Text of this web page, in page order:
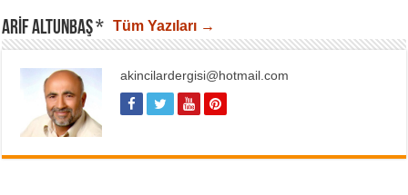
ARIF ALTUNBAŞ * Tüm Yazıları →
akincilardergisi@hotmail.com